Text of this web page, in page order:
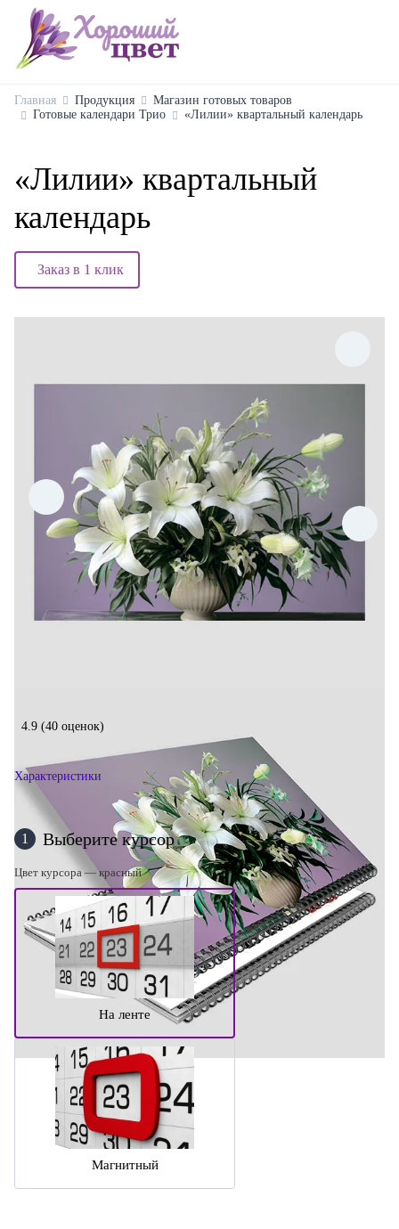
Главная Продукция
Магазин готовых товаров
Готовые календари Трио
«Лилии» квартальный календарь
«Лилии» квартальный
календарь
Заказ в 1 клик
4.9 (40 оценок)
Характеристики
1 Выберите курсор
Цвет курсора — красный
На ленте
Магнитный